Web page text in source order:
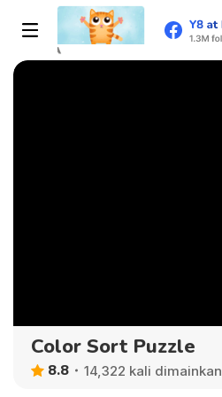
Color Sort Puzzle
8.8 14,322 kali dimainkan